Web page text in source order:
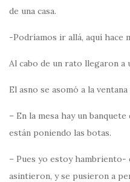
de una casa.
-Podríamos ir allá, aquí
Al cabo de un rato llegaron a
El asno se asomó a la
– En la mesa hay un
están poniendo las botas.
– Pues yo estoy
asintieron, y se pusieron a